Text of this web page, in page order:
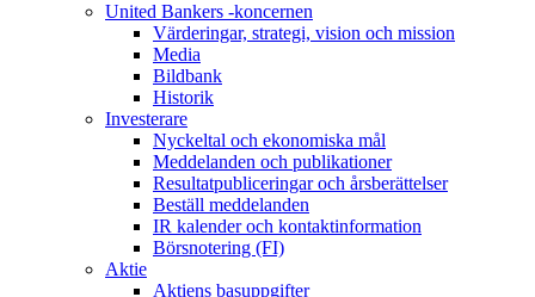
United Bankers -koncernen
Värderingar, strategi, vision och mission
Media
Bildbank
Historik
Investerare
Nyckeltal och ekonomiska mål
Meddelanden och publikationer
Resultatpubliceringar och årsberättelser
Beställ meddelanden
IR kalender och kontaktinformation
Börsnotering (FI)
Aktie
Aktiens basuppgifter